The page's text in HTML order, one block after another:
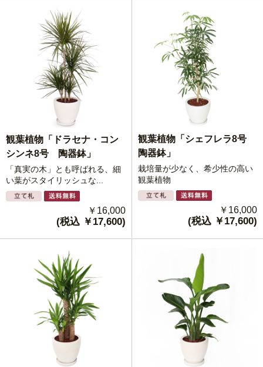
観葉植物「ドラセナ・コン
シンネ8号 陶器鉢」
「真実の木」とも呼ばれる、細
い葉がスタイリッシュな...
￥16,000
(税込 ￥17,600)
観葉植物「シェフレラ8号
陶器鉢」
栽培量が少なく、希少性の高い
観葉植物
￥16,000
(税込 ￥17,600)